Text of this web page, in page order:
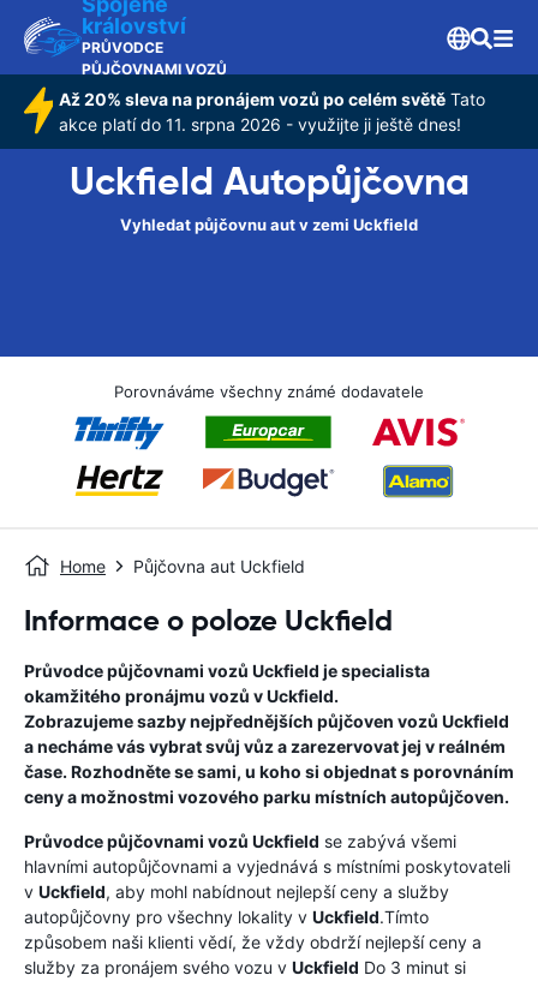
království
PRŮVODCE
PŮJČOVNAMI VOZŮ
Až 20% sleva na pronájem vozů po celém světě Tato
akce platí do 11. srpna 2026 - využijte ji ještě dnes!
Uckfield Autopůjčovna
Vyhledat půjčovnu aut v zemi Uckfield
Porovnáváme všechny známé dodavatele
Home Půjčovna aut Uckfield
Informace o poloze Uckfield
Průvodce půjčovnami vozů Uckfield je specialista
okamžitého pronájmu vozů vUckfield.
Zobrazujeme sazby nejpřednějších půjčoven vozů Uckfield
a necháme vás vybrat svůj vůz a zarezervovat jej v reálném
čase. Rozhodněte se sami, u koho si objednat s porovnáním
ceny a možnostmi vozového parku místních autopůjčoven.
Průvodce půjčovnami vozů Uckfield se zabývá všemi
hlavními autopůjčovnami a vyjednává s místními poskytovateli
v Uckfield, aby mohl nabídnout nejlepší ceny a služby
autopůjčovny pro všechny lokality v Uckfield.Tímto
způsobem naši klienti vědí, že vždy obdrží nejlepší ceny a
služby za pronájem svého vozu v Uckfield Do 3 minut si